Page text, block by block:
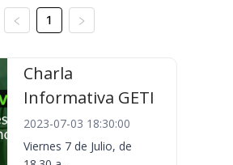
1
Charla
Informativa GETI
2023-07-03 18:30:00
Viernes 7 de Julio, de